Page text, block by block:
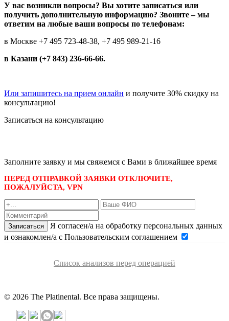
У вас возникли вопросы? Вы хотите записаться или
получить дополнительную информацию? Звоните – мы
ответим на любые ваши вопросы по телефонам:
в Москве +7 495 723-48-38, +7 495 989-21-16
в Казани (+7 843) 236-66-66.
Или запишитесь на прием онлайн и получите 30% скидку на
консультацию!
Записаться на консультацию
Заполните заявку и мы свяжемся с Вами в ближайшее время
ПЕРЕД ОТПРАВКОЙ ЗАЯВКИ ОТКЛЮЧИТЕ,
ПОЖАЛУЙСТА, VPN
Записаться
Я согласен/а на обработку персональных данных
и ознакомлен/а с Пользовательским соглашением
Список анализов перед операцией
© 2026 The Platinental. Все права защищены.